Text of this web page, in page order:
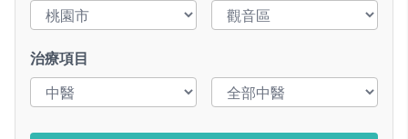
治療項目